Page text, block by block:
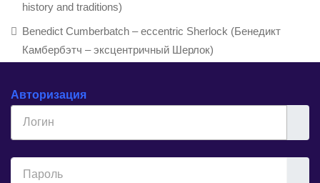
history and traditions)
Benedict Cumberbatch – eccentric Sherlock (Бенедикт
Камбербэтч – эксцентричный Шерлок)
Авторизация